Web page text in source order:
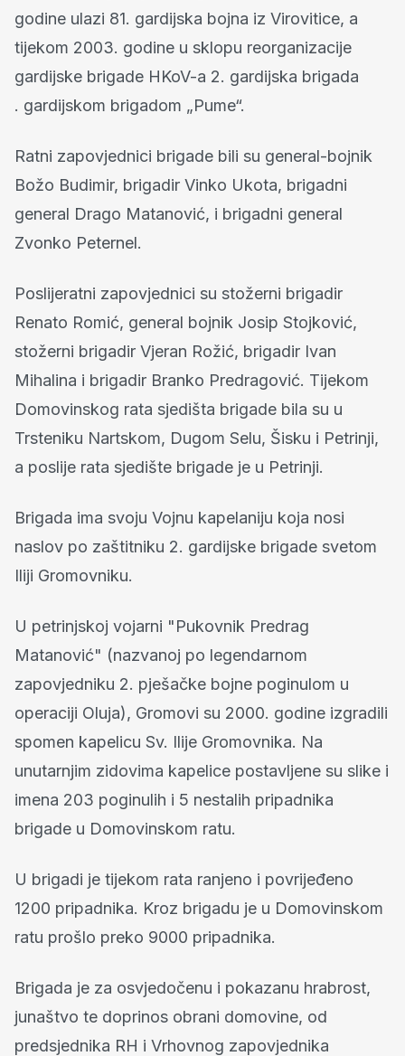
godine ulazi 81. gardijska bojna iz Virovitice, a
tijekom 2003. godine u sklopu reorganizacije
gardijske brigade HKoV-a 2. gardijska brigada
. gardijskom brigadom „Pume“.
Ratni zapovjednici brigade bili su general-bojnik
Božo Budimir, brigadir Vinko Ukota, brigadni
general Drago Matanović, i brigadni general
Zvonko Peternel.
Poslijeratni zapovjednici su stožerni brigadir
Renato Romić, general bojnik Josip Stojković,
stožerni brigadir Vjeran Rožić, brigadir Ivan
Mihalina i brigadir Branko Predragović. Tijekom
Domovinskog rata sjedišta brigade bila su u
Trsteniku Nartskom, Dugom Selu, Šisku i Petrinji,
a poslije rata sjedište brigade je u Petrinji.
Brigada ima svoju Vojnu kapelaniju koja nosi
naslov po zaštitniku 2. gardijske brigade svetom
Iliji Gromovniku.
U petrinjskoj vojarni "Pukovnik Predrag
Matanović" (nazvanoj po legendarnom
zapovjedniku 2. pješačke bojne poginulom u
operaciji Oluja), Gromovi su 2000. godine izgradili
spomen kapelicu Sv. Ilije Gromovnika. Na
unutarnjim zidovima kapelice postavljene su slike i
imena 203 poginulih i 5 nestalih pripadnika
brigade u Domovinskom ratu.
U brigadi je tijekom rata ranjeno i povrijeđeno
1200 pripadnika. Kroz brigadu je u Domovinskom
ratu prošlo preko 9000 pripadnika.
Brigada je za osvjedočenu i pokazanu hrabrost,
junaštvo te doprinos obrani domovine, od
predsjednika RH i Vrhovnog zapovjednika